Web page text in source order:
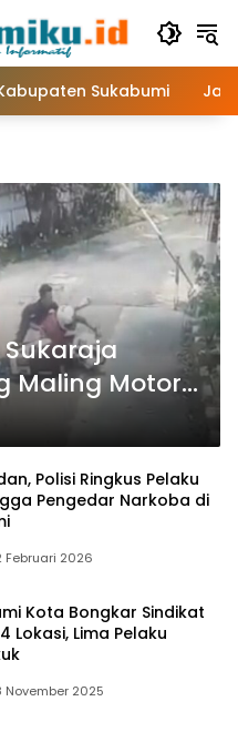
Sukabumi
Sukaraja
Maling Motor
Polisi Ringkus Pelaku
Pengedar Narkoba di
Februari 2026
Kota Bongkar Sindikat
Lokasi, Lima Pelaku
November 2025